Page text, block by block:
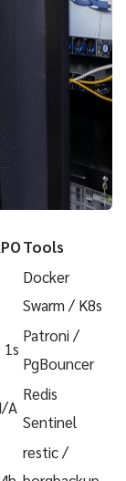
Tools
Docker
Swarm / K8s
1s
Patroni /
PgBouncer
A
Redis
Sentinel
restic /